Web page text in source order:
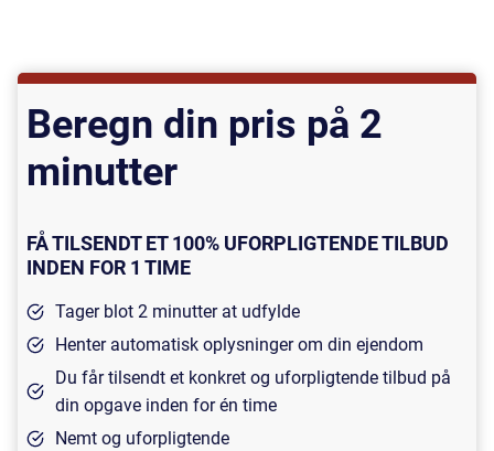
Beregn din pris på 2
minutter
FÅ TILSENDT ET 100% UFORPLIGTENDE TILBUD
INDEN FOR 1 TIME
Tager blot 2 minutter at udfylde
Henter automatisk oplysninger om din ejendom
Du får tilsendt et konkret og uforpligtende tilbud på
din opgave inden for én time
Nemt og uforpligtende